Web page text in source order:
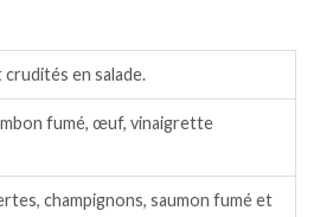
en salade.
fumé, œuf, vinaigrette
champignons, saumon fumé et